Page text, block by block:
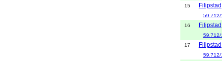
15
Filipstad
59.712/
16
Filipstad
59.712/
17
Filipstad
59.712/